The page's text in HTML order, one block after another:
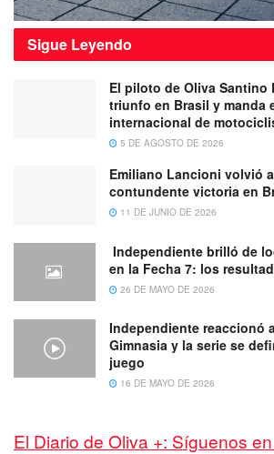
Sigue Leyendo
El piloto de Oliva Santino
triunfo en Brasil y manda
internacional de
5 DE AGOSTO DE 2026
Emiliano Lancioni volvió
contundente victoria en
11 DE JUNIO DE 2026
Independiente brilló de
en la Fecha 7: los
26 DE MAYO DE 2026
Independiente reaccionó
Gimnasia y la serie se
juego
16 DE MAYO DE 2026
El Diario de Oliva +: Síguenos